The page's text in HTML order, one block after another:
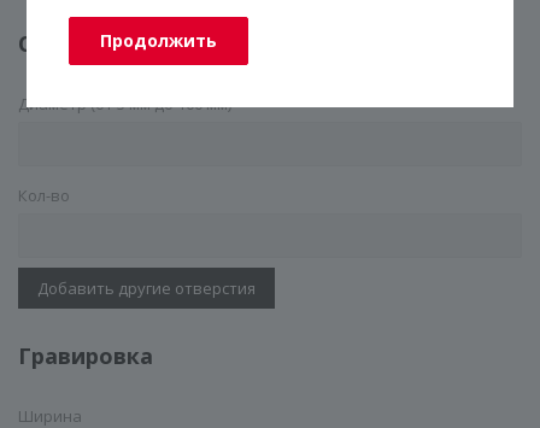
Отверстия
Диаметр (от 5 мм до 100 мм)
Кол-во
Добавить другие отверстия
Гравировка
Ширина
Продолжить